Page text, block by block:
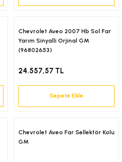
Chevrolet Aveo 2007 Hb Sol Far
Yarım Sinyalli Orjinal GM
(96802653)
24.557,57 TL
Sepete Ekle
Chevrolet Aveo Far Sellektör Kolu
GM